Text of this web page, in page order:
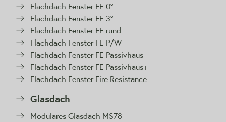
Flachdach Fenster FE 0°
Flachdach Fenster FE 3°
Flachdach Fenster FE rund
Flachdach Fenster FE P/W
Flachdach Fenster FE Passivhaus
Flachdach Fenster FE Passivhaus+
Flachdach Fenster Fire Resistance
Glasdach
Modulares Glasdach MS78